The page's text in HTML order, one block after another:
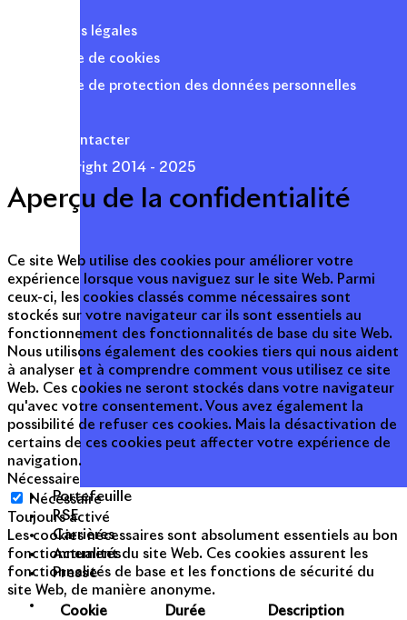
Portefeuille
RSE
Carrières
Actualités
Presse
Mentions légales
Politique de cookies
Politique de protection des données personnelles
Nous contacter
© Copyright 2014 - 2025
Aperçu de la confidentialité
Ce site Web utilise des cookies pour améliorer votre
expérience lorsque vous naviguez sur le site Web. Parmi
ceux-ci, les cookies classés comme nécessaires sont
stockés sur votre navigateur car ils sont essentiels au
fonctionnement des fonctionnalités de base du site Web.
Nous utilisons également des cookies tiers qui nous aident
à analyser et à comprendre comment vous utilisez ce site
Web. Ces cookies ne seront stockés dans votre navigateur
qu'avec votre consentement. Vous avez également la
possibilité de refuser ces cookies. Mais la désactivation de
certains de ces cookies peut affecter votre expérience de
navigation.
Nécessaire
Nécessaire
Toujours activé
Les cookies nécessaires sont absolument essentiels au bon
fonctionnement du site Web. Ces cookies assurent les
fonctionnalités de base et les fonctions de sécurité du
site Web, de manière anonyme.
Cookie
Durée Description